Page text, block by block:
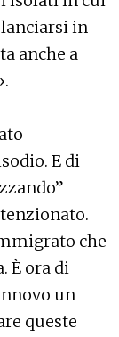
in
anche a
E di
che
È ora di
un
queste